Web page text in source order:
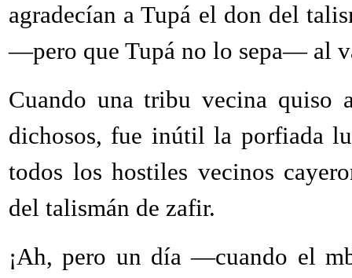
agradecían a Tupá el don del
—pero que Tupá no lo sepa— al
Cuando una tribu vecina quiso
dichosos, fue inútil la porfiada
todos los hostiles vecinos
del talismán de zafir.
¡Ah, pero un día —cuando el